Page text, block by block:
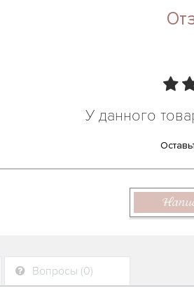
У данного
Вопросы (0)